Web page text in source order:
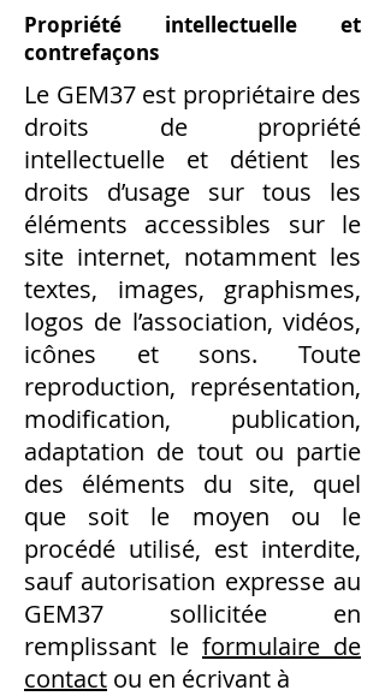
Propriété intellectuelle et
contrefaçons
Le GEM37 est propriétaire des
droits de propriété
intellectuelle et détient les
droits d’usage sur tous les
éléments accessibles sur le
site internet, notamment les
textes, images, graphismes,
logos de l’association, vidéos,
icônes et sons. Toute
reproduction, représentation,
modification, publication,
adaptation de tout ou partie
des éléments du site, quel
que soit le moyen ou le
procédé utilisé, est interdite,
sauf autorisation expresse au
GEM37 sollicitée en
remplissant le formulaire de
contact ou en écrivant à